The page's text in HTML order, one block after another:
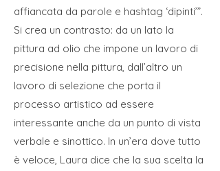
affiancata da parole e hashtag ‘dipinti’”.
Si crea un contrasto: da un lato la
pittura ad olio che impone un lavoro di
precisione nella pittura, dall’altro un
lavoro di selezione che porta il
processo artistico ad essere
interessante anche da un punto di vista
verbale e sinottico. In un’era dove tutto
è veloce, Laura dice che la sua scelta la